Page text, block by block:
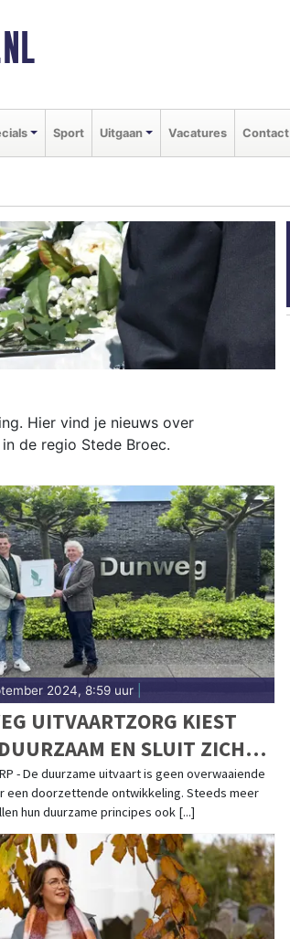
Sport Uitgaan Vacatures Contact
Hier vind je nieuws over
de regio Stede Broec.
2024, 8:59 uur|
UITVAARTZORG KIEST
EN SLUIT ZICH
GREENLEAVE
- De duurzame uitvaart is geen overwaaiende
een doorzettende ontwikkeling. Steeds meer
hun duurzame principes ook [...]